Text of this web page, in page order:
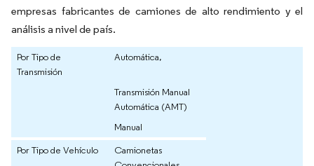
empresas fabricantes de camiones de alto rendimiento y el
análisis a nivel de país.
Por Tipo de
Transmisión
Automática,
Transmisión Manual
Automática (AMT)
Manual
Por Tipo de Vehículo
Camionetas